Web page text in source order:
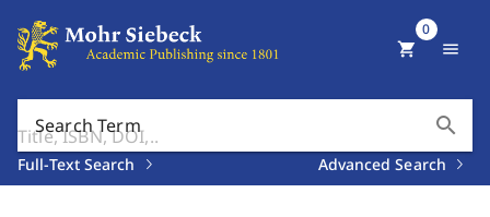
Search Term search
Full-Text Search Advanced Search
shopping_cart
0
menu